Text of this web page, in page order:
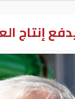
إنتاج